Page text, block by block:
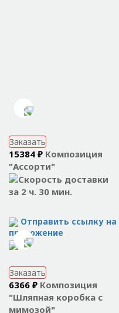
Заказать
15384 ₽ Композиция
"Ассорти"
за 2 ч. 30 мин.
Отправить ссылку на
приложение
Заказать
6366 ₽ Композиция
"Шляпная коробка с
мимозой"